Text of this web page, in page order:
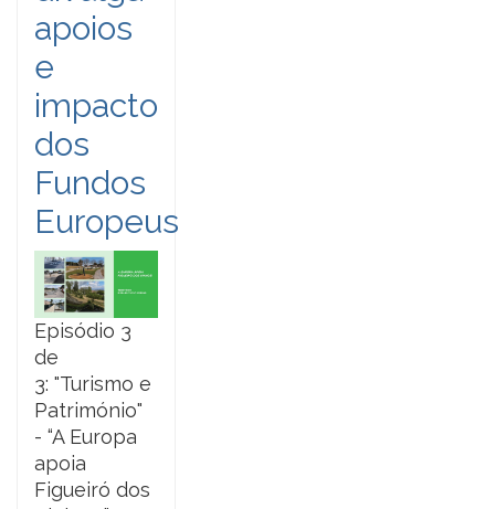
apoios
e
impacto
dos
Fundos
Europeus
Episódio 3
de
3: "Turismo e
Património"
- “A Europa
apoia
Figueiró dos